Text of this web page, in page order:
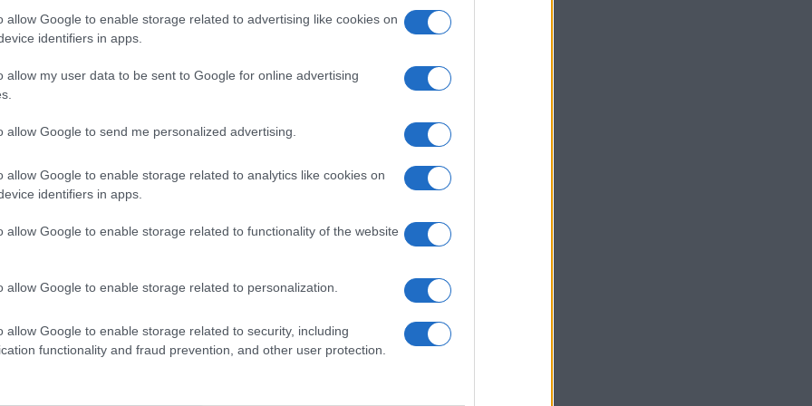
allow Google to enable storage related to advertising like cookies on
identifiers in apps.
allow my user data to be sent to Google for online advertising
allow Google to send me personalized advertising.
allow Google to enable storage related to analytics like cookies on
identifiers in apps.
allow Google to enable storage related to functionality of the website
allow Google to enable storage related to personalization.
allow Google to enable storage related to security, including
functionality and fraud prevention, and other user protection.
267.000 Ft (új)
350.000 Ft (új)
népszerű Samsung
készülék kimarad a
9 frissítésből – itt a
érintett modellekről
mesterséges
és továbbfejlesztett
iPhone 18 bemutató dátum -
Apple az új csúcsmobilokról
A szeptemberi eseményen az iPhone 18 Pro
modellek mellett a régóta pletykált
hajlítható iPhone Ultra is bemutatkozhat,